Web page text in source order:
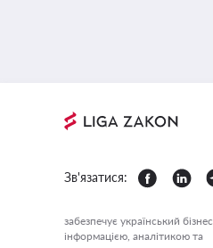
Зв'язатися:
забезпечує український бізнес
інформацією, аналітикою та